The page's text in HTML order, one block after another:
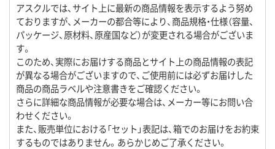
アスクルでは、サイト上に最新の商品情報を表示するよう努め
ておりますが、メーカーの都合等により、商品規格・仕様（容量、
パッケージ、原材料、原産国など）が変更される場合がございま
す。
このため、実際にお届けする商品とサイト上の商品情報の表記
が異なる場合がございますので、ご使用前には必ずお届けした
商品の商品ラベルや注意書きをご確認ください。
さらに詳細な商品情報が必要な場合は、メーカー等にお問い合
わせください。
また、販売単位における「セット」表記は、箱でのお届けをお約束
するものではありません。あらかじめご了承ください。